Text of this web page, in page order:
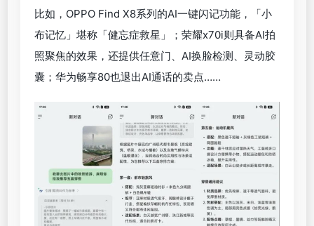
比如，OPPO Find X8系列的AI一键闪记功能，「小
布记忆」堪称「健忘症救星」；荣耀x70i则具备AI拍
照聚焦的效果，还提供任意门、AI换脸检测、灵动胶
囊；华为畅享80也退出AI通话的卖点……